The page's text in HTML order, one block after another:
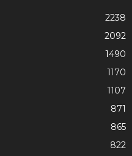
2238
2092
1490
1170
1107
871
865
822